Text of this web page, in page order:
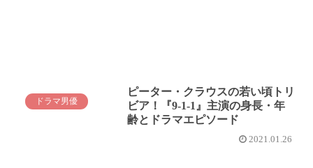
ドラマ男優
ピーター・クラウスの若い頃トリ
ビア！『9-1-1』主演の身長・年
齢とドラマエピソード
2021.01.26